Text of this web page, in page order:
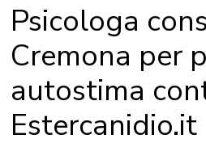
Psicologa
Cremona per
autostima
Estercanidio.it